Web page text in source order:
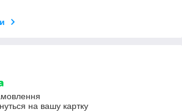
на вашу картку